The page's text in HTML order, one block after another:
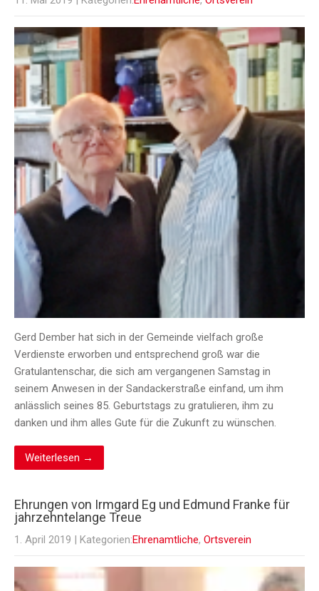
Gerd Dember hat sich in der Gemeinde vielfach große
Verdienste erworben und entsprechend groß war die
Gratulantenschar, die sich am vergangenen Samstag in
seinem Anwesen in der Sandackerstraße einfand, um ihm
anlässlich seines 85. Geburtstags zu gratulieren, ihm zu
danken und ihm alles Gute für die Zukunft zu wünschen.
Weiterlesen →
Ehrungen von Irmgard Eg und Edmund Franke für
jahrzehntelange Treue
1. April 2019 | Kategorien:Ehrenamtliche, Ortsverein